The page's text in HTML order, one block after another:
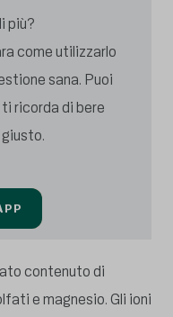
più?
come utilizzarlo
sana. Puoi
ti ricorda di bere
contenuto di
e magnesio. Gli ioni